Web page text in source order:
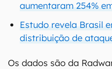
aumentaram 254%
Estudo revela Brasil
distribuição de
Os dados são da